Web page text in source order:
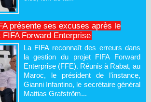
présente ses excuses après le
Forward Enterprise
La FIFA reconnaît des erreurs dans
la gestion du projet FIFA Forward
Enterprise (FFE). Réunis à Rabat, au
Maroc, le président de l'instance,
Gianni Infantino, le secrétaire général
Mattias Grafström...